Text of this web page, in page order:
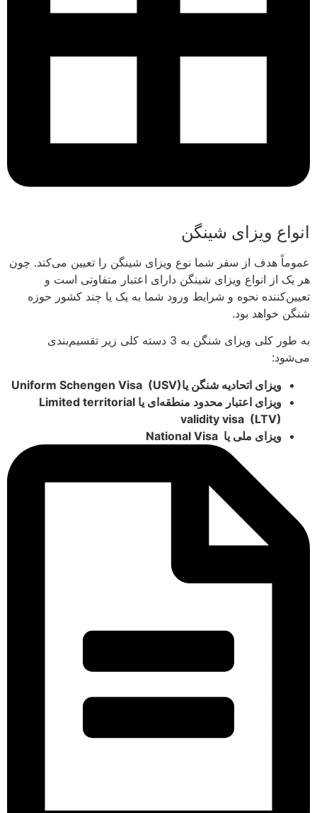
انواع ویزای شینگن
عموماً هدف از سفر شما نوع ویزای شینگن را تعیین می‌کند. چون
هر یک از انواع ویزای شینگن دارای اعتبار متفاوتی است و
تعیین‌کننده نحوه و شرایط ورود شما به یک یا چند کشور حوزه
شنگن خواهد بود.
به طور کلی ویزای شنگن به 3 دسته کلی زیر تقسیم‌بندی
می‌شود:
ویزای اتحادیه شنگن یاUniform Schengen Visa (USV)
ویزای اعتبار محدود منطقه‌ای یا Limited territorial
validity visa (LTV)
ویزای ملی یا National Visa